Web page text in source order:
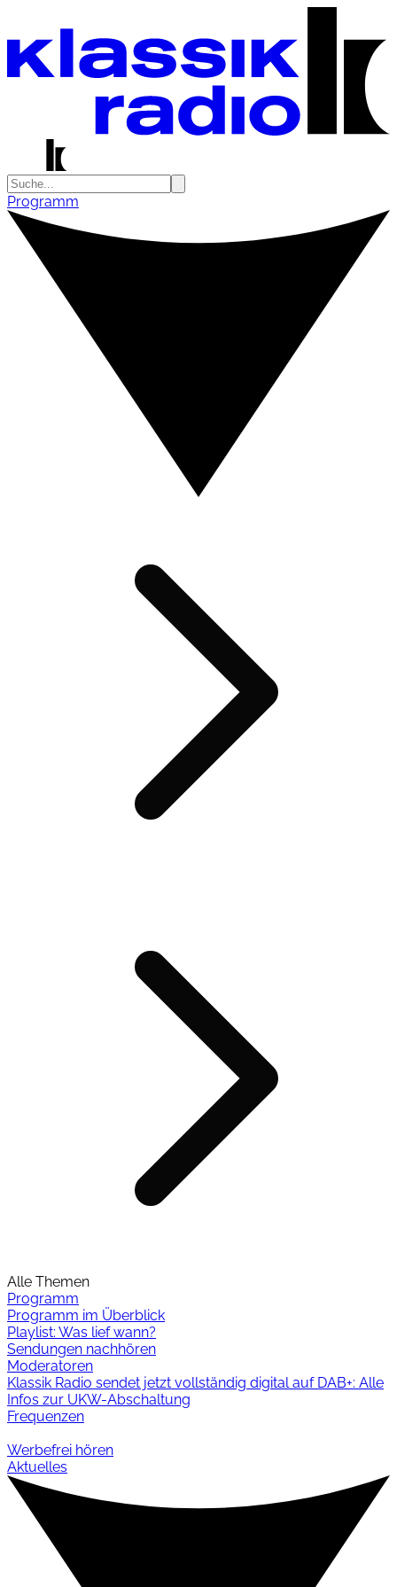
Programm
Alle Themen
Programm
Programm im Überblick
Playlist: Was lief wann?
Sendungen nachhören
Moderatoren
Klassik Radio sendet jetzt vollständig digital auf DAB+: Alle
Infos zur UKW-Abschaltung
Frequenzen
Werbefrei hören
Aktuelles